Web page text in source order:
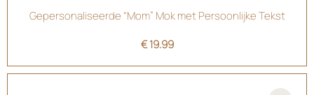
Gepersonaliseerde “Mom” Mok met Persoonlijke Tekst
€19.99